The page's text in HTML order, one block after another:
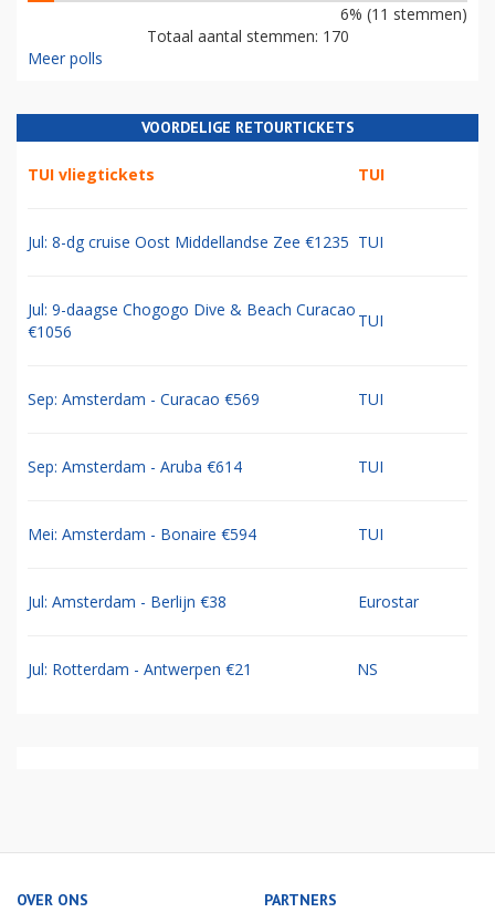
6% (11 stemmen)
Totaal aantal stemmen: 170
Meer polls
VOORDELIGE RETOURTICKETS
TUI vliegtickets TUI
Jul: 8-dg cruise Oost Middellandse Zee €1235 TUI
Jul: 9-daagse Chogogo Dive & Beach Curacao
€1056
TUI
Sep: Amsterdam - Curacao €569 TUI
Sep: Amsterdam - Aruba €614 TUI
Mei: Amsterdam - Bonaire €594 TUI
Jul: Amsterdam - Berlijn €38 Eurostar
Jul: Rotterdam - Antwerpen €21 NS
OVER ONS PARTNERS